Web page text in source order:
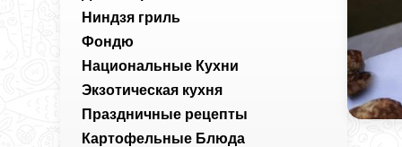
Ниндзя гриль
Фондю
Национальные Кухни
Экзотическая кухня
Праздничные рецепты
Картофельные Блюда